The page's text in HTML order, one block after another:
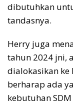
dibutuhkan
tandasnya.
Herry juga
tahun 2024 jni,
dialokasikan
berharap ada
kebutuhan